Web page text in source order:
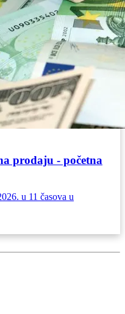
prodaju - početna
u 11 časova u